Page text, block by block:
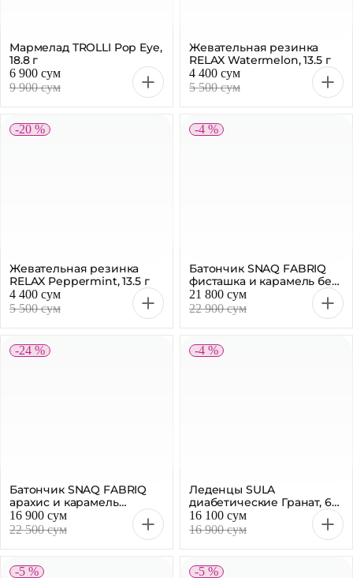
4 400 сум
Батончик SNAQ FABRIQ
фисташка и карамель без
сахара, 50 г
21 800 сум
Батончик SNAQ FABRIQ
арахис и карамель
глазированный, 50 г
16 900 сум
Леденцы SULA
диабетические Гранат, 60
г
16 100 сум
Кофе NESCAFE Classic,
растворимый, 2 г
1 800 сум
Шоколад ПОБЕДА ВКУСА
горький без сахара, 100 г
26 200 сум